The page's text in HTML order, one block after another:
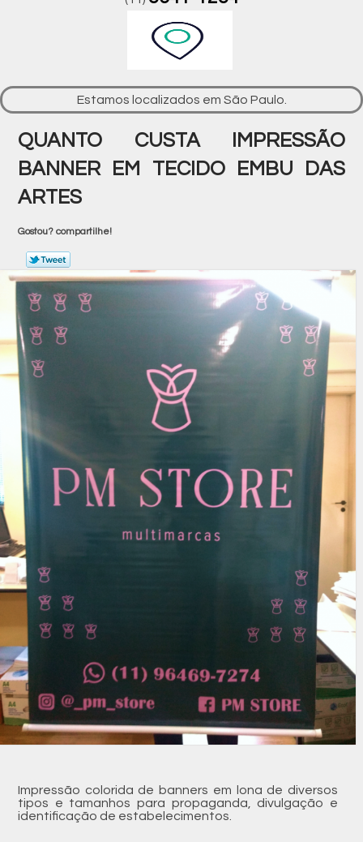
Estamos localizados em São Paulo.
QUANTO CUSTA IMPRESSÃO
BANNER EM TECIDO EMBU DAS
ARTES
Gostou? compartilhe!
Impressão colorida de banners em lona de diversos
tipos e tamanhos para propaganda, divulgação e
identificação de estabelecimentos.